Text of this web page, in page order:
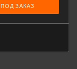
ПОД ЗАКАЗ